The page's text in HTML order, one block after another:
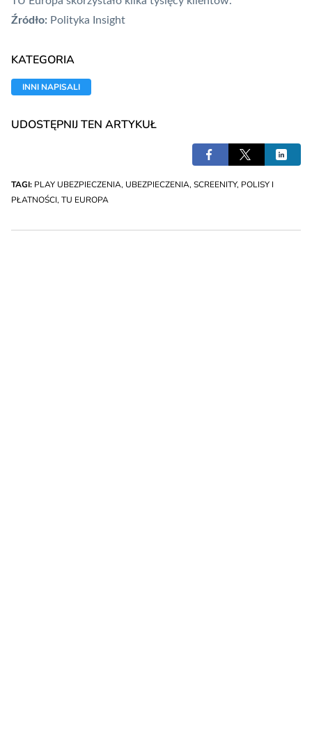
Źródło: Polityka Insight
KATEGORIA
INNI NAPISALI
UDOSTĘPNIJ TEN ARTYKUŁ
TAGI: PLAY UBEZPIECZENIA, UBEZPIECZENIA, SCREENITY, POLISY I
PŁATNOŚCI, TU EUROPA